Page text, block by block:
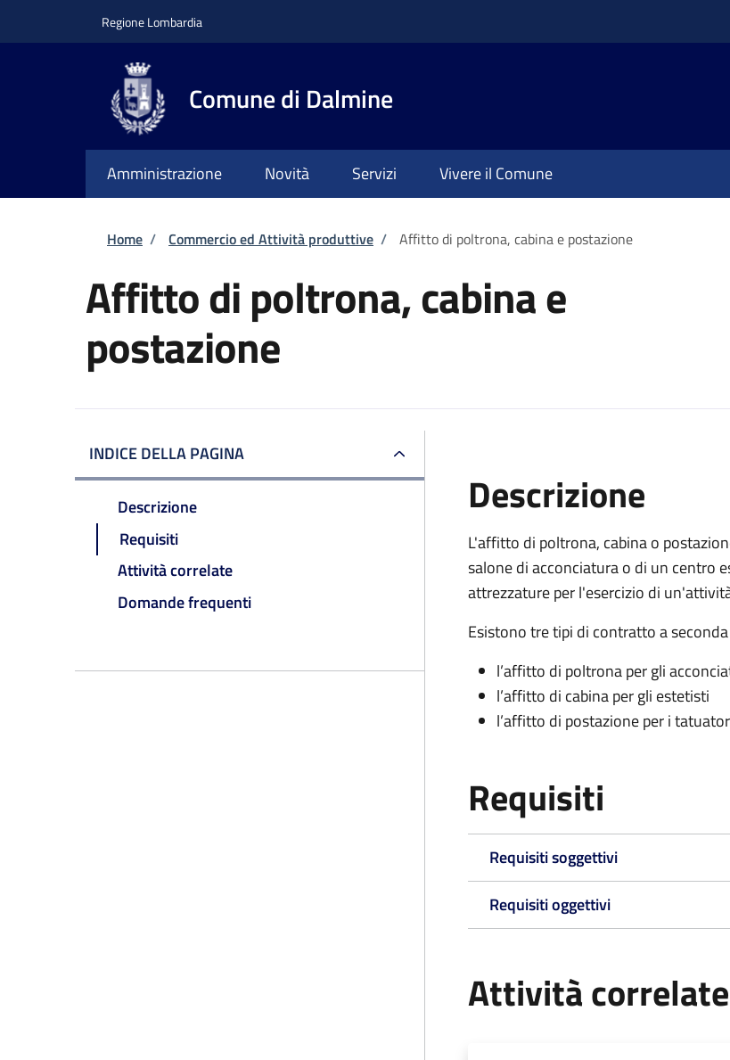
Regione Lombardia
Comune di Dalmine
Amministrazione Novità Servizi Vivere il Comune
Briciole di pane
Home / Commercio ed Attività produttive / Affitto di poltrona, cabina e postazione
Affitto di poltrona, cabina e
postazione
INDICE DELLA PAGINA
Descrizione
Requisiti
Attività correlate
Domande frequenti
Descrizione
L'affitto di poltrona, cabina o
salone di acconciatura o di un centro
attrezzature per l'esercizio di
Esistono tre tipi di contratto a
l’affitto di poltrona per gli
l’affitto di cabina per gli estetisti
l’affitto di postazione per i
Requisiti
Requisiti soggettivi
Requisiti oggettivi
Attività correlate